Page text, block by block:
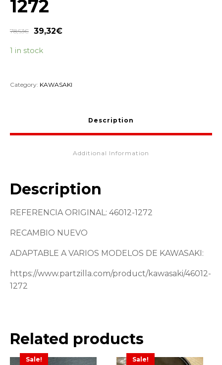
1272
78,63€ 39,32€
1 in stock
Category: KAWASAKI
Description
Additional Information
Description
REFERENCIA ORIGINAL: 46012-1272
RECAMBIO NUEVO
ADAPTABLE A VARIOS MODELOS DE KAWASAKI:
https://www.partzilla.com/product/kawasaki/46012-
1272
Related products
Sale! Sale!